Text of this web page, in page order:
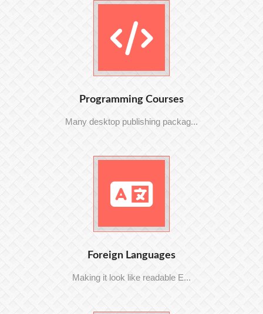
Programming Courses
Many desktop publishing packag...
Foreign Languages
Making it look like readable E...